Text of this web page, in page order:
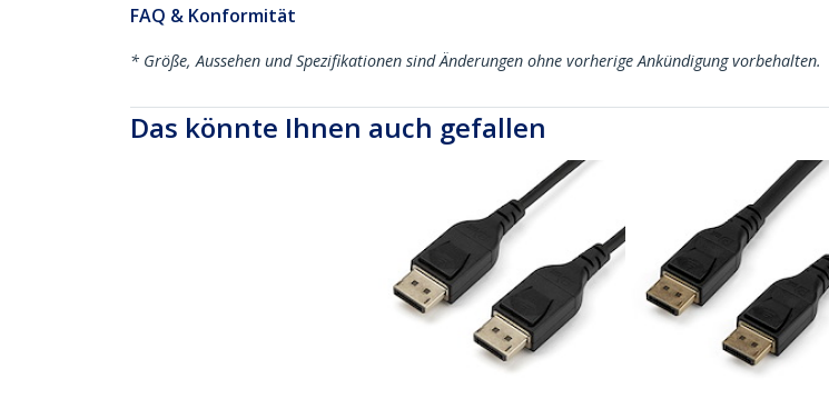
FAQ & Konformität
* Größe, Aussehen und Spezifikationen sind Änderungen ohne vorherige Ankündigung vorbehalten.
Das könnte Ihnen auch gefallen